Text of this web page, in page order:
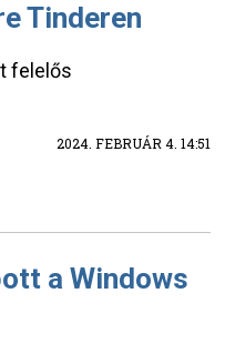
Tinderen
felelős
2024. FEBRUÁR 4. 14:51
a Windows